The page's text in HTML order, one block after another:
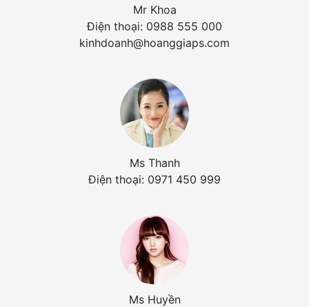
Mr Khoa
Điện thoại: 0988 555 000
kinhdoanh@hoanggiaps.com
Ms Thanh
Điện thoại: 0971 450 999
Ms Huyền